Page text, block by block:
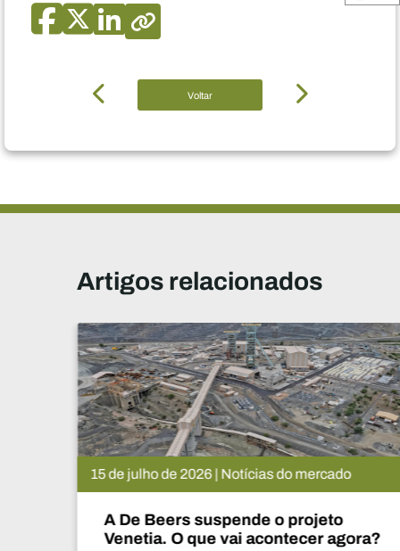
Voltar
Artigos relacionados
15 de julho de 2026 | Notícias do mercado
A De Beers suspende o projeto
Venetia. O que vai acontecer agora?